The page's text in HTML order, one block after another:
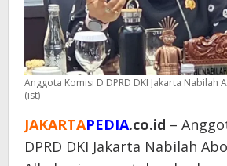
Anggota Komisi D DPRD DKI Jakarta Nabilah
(ist)
JAKARTAPEDIA.co.id –
DPRD DKI Jakarta Nabilah